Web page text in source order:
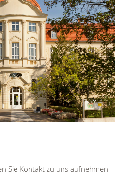
Sie Kontakt zu uns aufnehmen.